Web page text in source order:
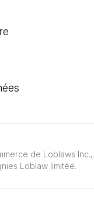
de Loblaws
Loblaw limitée.